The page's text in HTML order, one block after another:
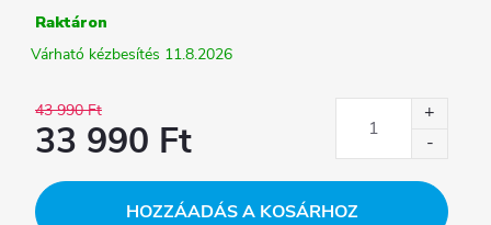
Raktáron
11.8.2026
43 990 Ft
33 990 Ft
HOZZÁADÁS A KOSÁRHOZ